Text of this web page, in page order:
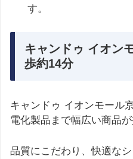
す。
キャンドゥ イオン
歩約14分
キャンドゥ イオンモール
電化製品まで幅広い商品が
品質にこだわり、快適な